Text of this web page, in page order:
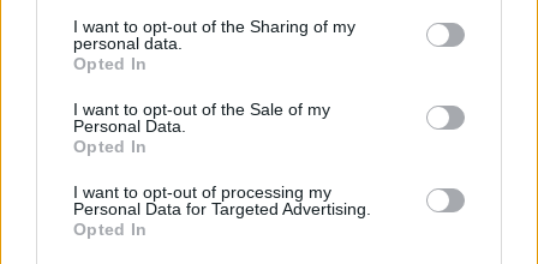
not limited to your visit or usage behaviour. You may click to
grant or deny consent to Google and its third-party tags to
use your data for below specified purposes in below Google
consent section.
I want to opt-out of the Sharing of my
personal data.
Opted In
I want to opt-out of the Sale of my
Personal Data.
Opted In
I want to opt-out of processing my
Personal Data for Targeted Advertising.
Opted In
ΑΘΛΗΤΙΣΜΌΣ
Παγκόσμιο Κ20: Η Ρούσσου το ασημένιο μετάλλιο στα
ΑΝΑΡΤΗΘΗΚΕ ΑΠΟΕΛΕΑΝΑ ΖΑΜΠΑΡΑ 9 ΑΥΓΟΎΣΤΟΥ 2026